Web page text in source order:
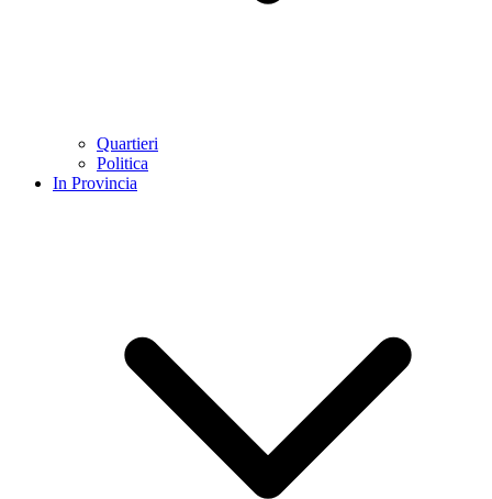
Quartieri
Politica
In Provincia